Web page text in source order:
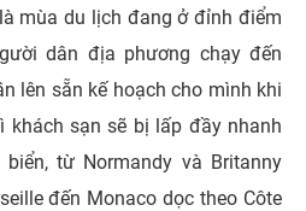
mùa du lịch đang ở đỉnh điểm
dân địa phương chạy đến
lên sẵn kế hoạch cho mình khi
khách sạn sẽ bị lấp đầy nhanh
từ Normandy và Britanny
đến Monaco dọc theo Côte